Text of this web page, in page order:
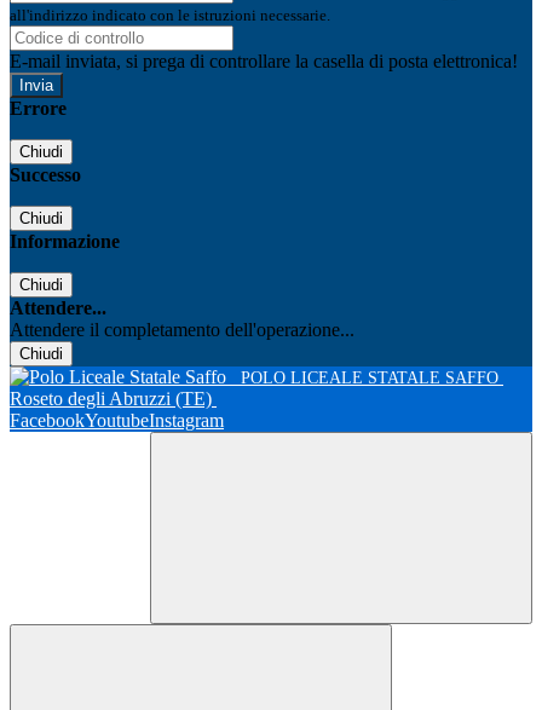
all'indirizzo indicato con le istruzioni necessarie.
E-mail inviata, si prega di controllare la casella di posta elettronica!
Errore
Chiudi
Successo
Chiudi
Informazione
Chiudi
Attendere...
Attendere il completamento dell'operazione...
Chiudi
POLO LICEALE STATALE SAFFO
Roseto degli Abruzzi (TE)
FacebookYoutubeInstagram